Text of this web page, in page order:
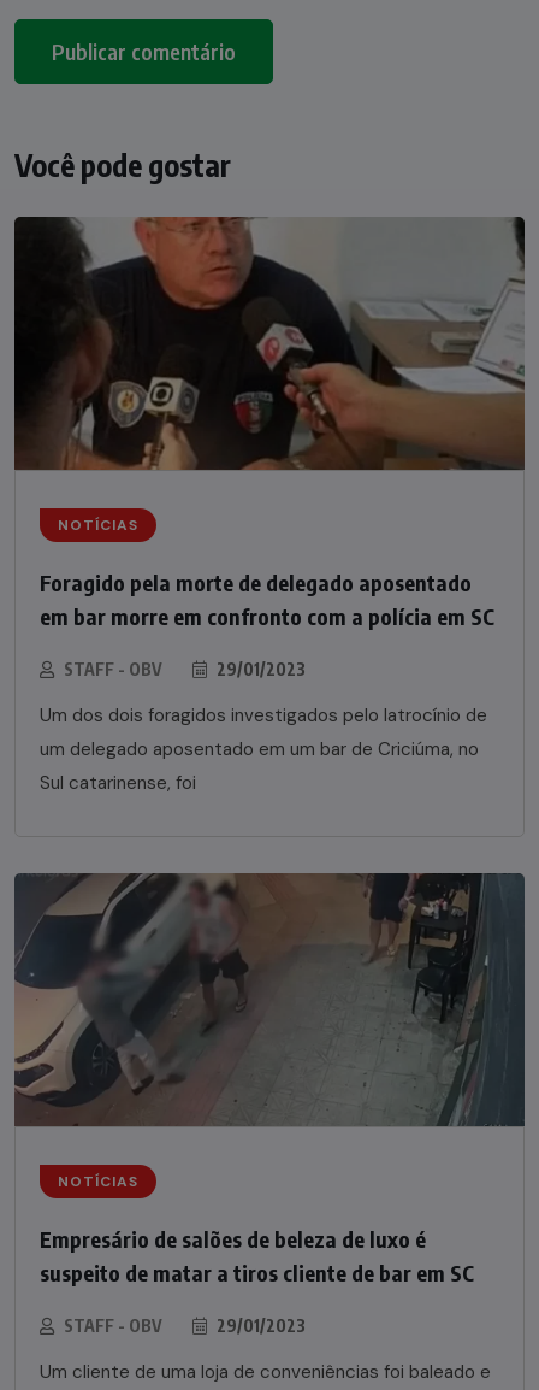
Você pode gostar
NOTÍCIAS
Foragido pela morte de delegado aposentado
em bar morre em confronto com a polícia em SC
STAFF - OBV 29/01/2023
Um dos dois foragidos investigados pelo latrocínio de
um delegado aposentado em um bar de Criciúma, no
Sul catarinense, foi
NOTÍCIAS
Empresário de salões de beleza de luxo é
suspeito de matar a tiros cliente de bar em SC
STAFF - OBV 29/01/2023
Um cliente de uma loja de conveniências foi baleado e